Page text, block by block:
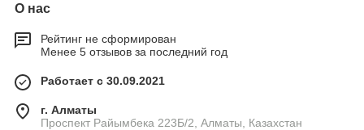
О нас
Рейтинг не сформирован
Менее 5 отзывов за последний год
Работает с 30.09.2021
г. Алматы
Проспект Райымбека 223Б/2, Алматы, Казахстан